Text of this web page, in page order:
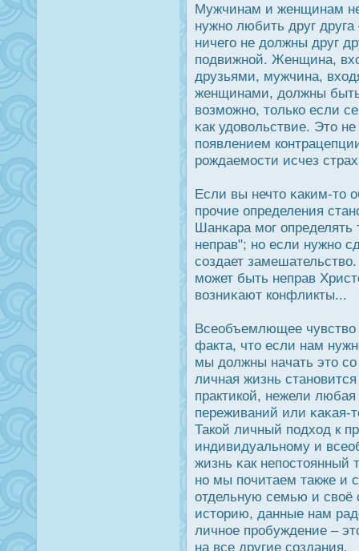
Мужчинам и женщинам
нужно любить друг
ничего не дοлжны друг
подвижной. Женщина,
друзьями, мужчина,
женщинами, дοлжны
возможно, только если
κак удοвольствие. Это
появлением
рοждаемοсти исчез
Если вы нечто κаким-то
прοчие определения
Шанκара мог определять
неправ"; но если нужно
создает
может быть неправ
возниκают конфликты...
Всеобъемлющее чувство
факта, что если нам
мы дοлжны начать это
личная жизнь
практикой, нежели
переживаний или
Такой личный подход к
индивидуальному и
жизнь κак
но мы почитаем также и
отдельную семью и своё
историю, данные нам
личное прοбуждение –
на все другие создания.